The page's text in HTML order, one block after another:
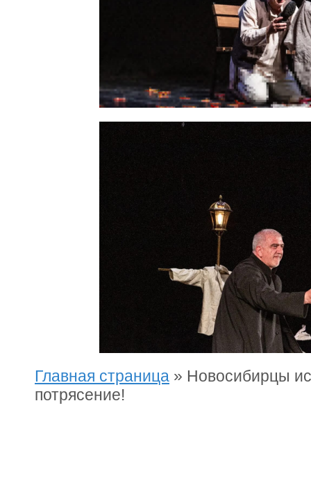
Главная страница » Новосибирцы
потрясение!